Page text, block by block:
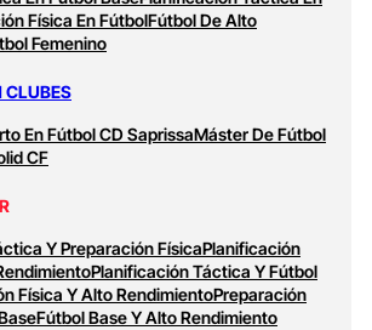
Física En FútbolFútbol De Alto
Femenino
CLUBES
En Fútbol CD SaprissaMáster De Fútbol
CF
Y Preparación FísicaPlanificación
Planificación Táctica Y Fútbol
Física Y Alto RendimientoPreparación
Fútbol Base Y Alto Rendimiento